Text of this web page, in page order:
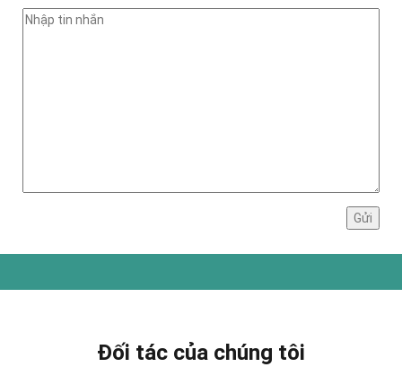
Đối tác của chúng tôi